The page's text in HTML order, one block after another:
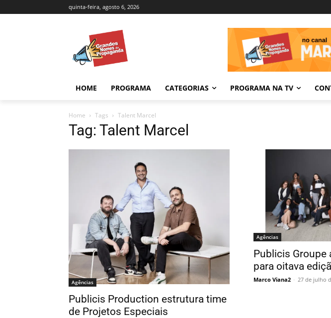
quinta-feira, agosto 6, 2026
HOME PROGRAMA CATEGORIAS PROGRAMA NA TV
Home Tags Talent Marcel
Tag: Talent Marcel
Agências
Publicis Production estrutura time
de Projetos Especiais
Agências
Publicis Groupe
para oitava
Marco Viana2 - 27 de julho